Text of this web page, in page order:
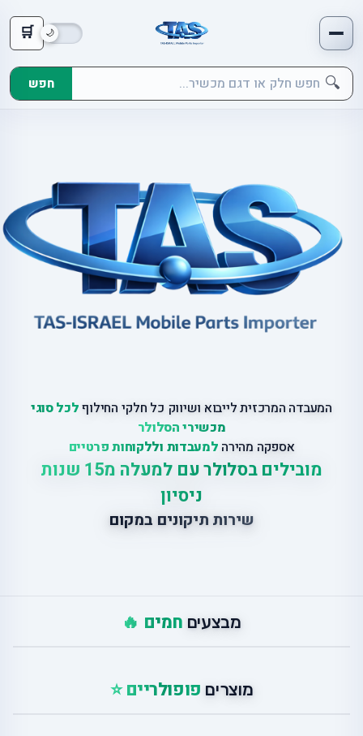
🛒
🔍 חפש
המעבדה המרכזית לייבוא ושיווק כל חלקי החילוףלכל סוגי
מכשירי הסלולר
אספקה מהירה למעבדות וללקוחות פרטיים
מובילים בסלולר עם למעלה מ15 שנות
ניסיון
שירות תיקונים במקום
מבצעים חמים 🔥
מוצרים פופולריים ⭐